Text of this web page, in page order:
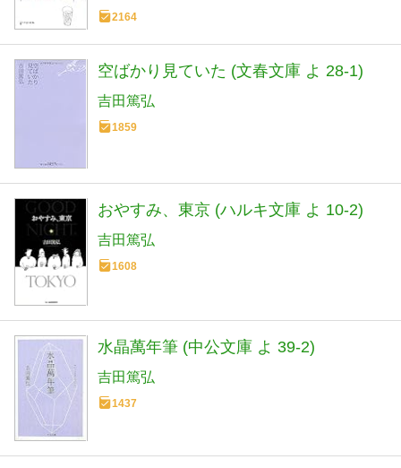
2164
空ばかり見ていた (文春文庫 よ 28-1)
吉田篤弘
1859
おやすみ、東京 (ハルキ文庫 よ 10-2)
吉田篤弘
1608
水晶萬年筆 (中公文庫 よ 39-2)
吉田篤弘
1437